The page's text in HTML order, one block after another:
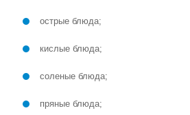
острые блюда;
кислые блюда;
соленые блюда;
пряные блюда;